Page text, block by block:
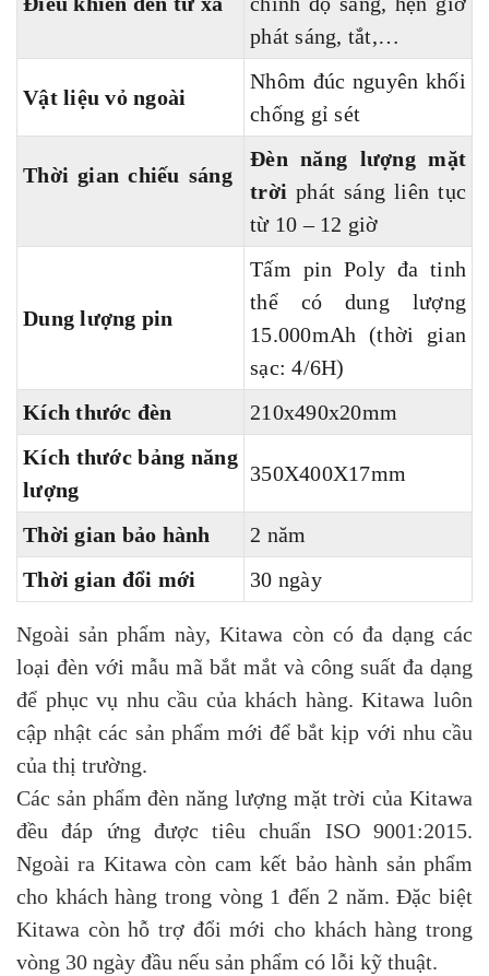
phát sáng, tắt,…
Vật liệu vỏ ngoài
Nhôm đúc nguyên khối
chống gỉ sét
Thời gian chiếu sáng
Đèn năng lượng mặt
trời phát sáng liên tục
từ 10 – 12 giờ
Dung lượng pin
Tấm pin Poly đa tinh
thể có dung lượng
15.000mAh (thời gian
sạc: 4/6H)
Kích thước đèn
210x490x20mm
Kích thước bảng năng
lượng
350X400X17mm
Thời gian bảo hành
2 năm
Thời gian đổi mới
30 ngày
Ngoài sản phẩm này, Kitawa còn có đa dạng các
loại đèn với mẫu mã bắt mắt và công suất đa dạng
để phục vụ nhu cầu của khách hàng. Kitawa luôn
cập nhật các sản phẩm mới để bắt kịp với nhu cầu
của thị trường.
Các sản phẩm đèn năng lượng mặt trời của Kitawa
đều đáp ứng được tiêu chuẩn ISO 9001:2015.
Ngoài ra Kitawa còn cam kết bảo hành sản phẩm
cho khách hàng trong vòng 1 đến 2 năm. Đặc biệt
Kitawa còn hỗ trợ đổi mới cho khách hàng trong
vòng 30 ngày đầu nếu sản phẩm có lỗi kỹ thuật.